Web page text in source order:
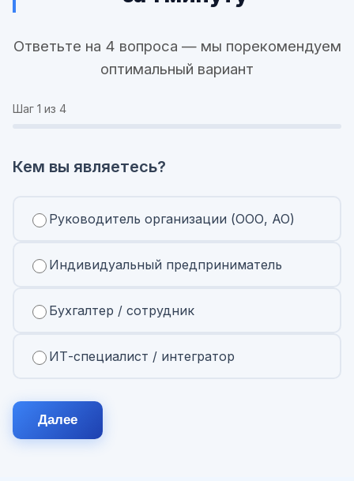
Ответьте на 4 вопроса — мы порекомендуем
оптимальный вариант
Шаг 1 из 4
Кем вы являетесь?
Руководитель организации (ООО, АО)
Индивидуальный предприниматель
Бухгалтер / сотрудник
ИТ-специалист / интегратор
Далее